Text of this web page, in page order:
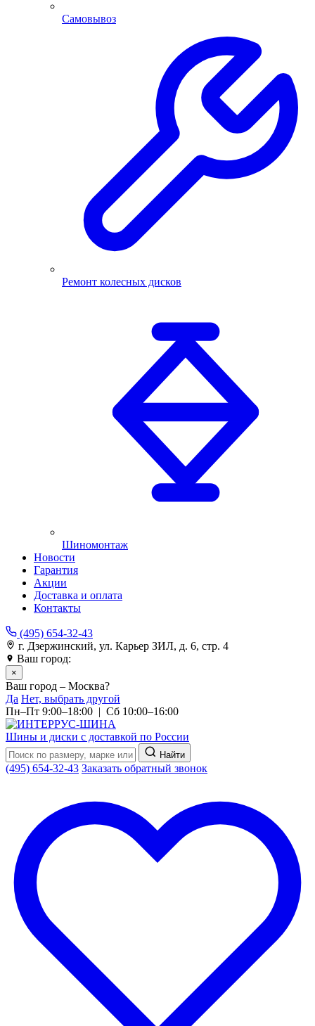
Самовывоз
Ремонт колесных дисков
Шиномонтаж
Новости
Гарантия
Акции
Доставка и оплата
Контакты
(495) 654-32-43
г. Дзержинский, ул. Карьер ЗИЛ, д. 6, стр. 4
Ваш город:
×
Ваш город – Москва?
Да Нет, выбрать другой
Пн–Пт 9:00–18:00 | Сб 10:00–16:00
Шины и диски с доставкой по России
Найти
(495) 654-32-43 Заказать обратный звонок